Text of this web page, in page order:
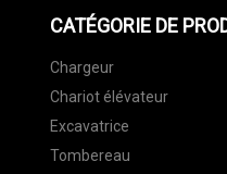
CATÉGORIE DE
Chargeur
Chariot élévateur
Excavatrice
Tombereau